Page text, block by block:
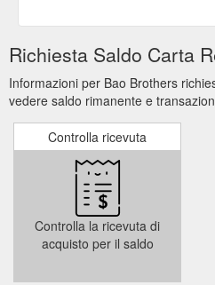
Richiesta Saldo Carta
Informazioni per Bao Brothers
vedere saldo rimanente e
Controlla ricevuta
Controlla la ricevuta di
acquisto per il saldo